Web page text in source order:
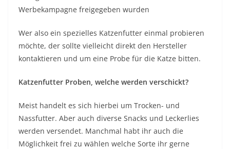
Werbekampagne freigegeben wurden
Wer also ein spezielles Katzenfutter einmal probieren
möchte, der sollte vielleicht direkt den Hersteller
kontaktieren und um eine Probe für die Katze bitten.
Katzenfutter Proben, welche werden verschickt?
Meist handelt es sich hierbei um Trocken- und
Nassfutter. Aber auch diverse Snacks und Leckerlies
werden versendet. Manchmal habt ihr auch die
Möglichkeit frei zu wählen welche Sorte ihr gerne